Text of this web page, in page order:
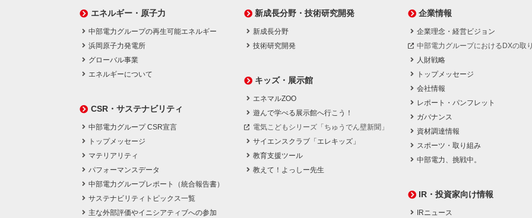
エネルギー・原子力
中部電力グループの再生可能エネルギー
浜岡原子力発電所
グローバル事業
エネルギーについて
CSR・サステナビリティ
中部電力グループ CSR宣言
トップメッセージ
マテリアリティ
パフォーマンスデータ
中部電力グループレポート（統合報告書）
サステナビリティトピックス一覧
主な外部評価やイニシアティブへの参加
新成長分野・技術研究開発
新成長分野
技術研究開発
キッズ・展示館
エネマルZOO
遊んで学べる展示館へ行こう！
電気こどもシリーズ「ちゅうでん壁新聞」
サイエンスクラブ「エレキッズ」
教育支援ツール
教えて！よっしー先生
企業情報
企業理念・経営ビジョン
中部電力グループにおけるDXの取
人財戦略
トップメッセージ
会社情報
レポート・パンフレット
ガバナンス
資材調達情報
スポーツ・取り組み
中部電力、挑戦中。
IR・投資家向け情報
IRニュース